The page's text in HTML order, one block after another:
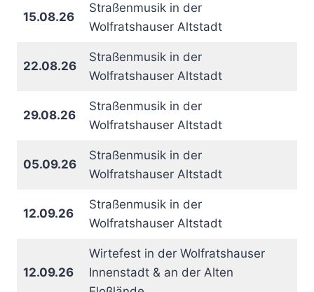
15.08.26
Straßenmusik in der
Wolfratshauser Altstadt
22.08.26
Straßenmusik in der
Wolfratshauser Altstadt
29.08.26
Straßenmusik in der
Wolfratshauser Altstadt
05.09.26
Straßenmusik in der
Wolfratshauser Altstadt
12.09.26
Straßenmusik in der
Wolfratshauser Altstadt
12.09.26
Wirtefest in der Wolfratshauser
Innenstadt & an der Alten